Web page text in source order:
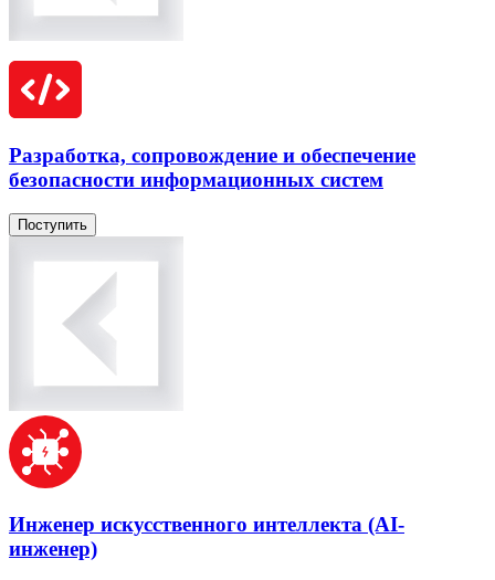
Разработка, сопровождение и обеспечение
безопасности информационных систем
Поступить
Инженер искусственного интеллекта (AI-
инженер)